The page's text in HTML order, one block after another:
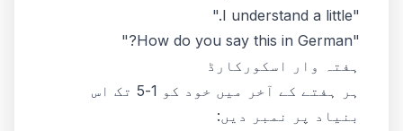
"I understand a little."
"How do you say this in German?"
ہفتہ وار اسکورکارڈ
ہر ہفتے کے آخر میں خود کو 1-5 تک اس
بنیاد پر نمبر دیں: